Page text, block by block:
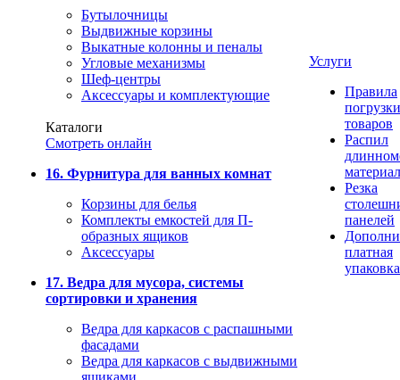
Бутылочницы
Выдвижные корзины
Выкатные колонны и пеналы
Угловые механизмы
Шеф-центры
Аксессуары и комплектующие
Каталоги
Смотреть онлайн
16. Фурнитура для ванных комнат
Корзины для белья
Комплекты емкостей для П-
образных ящиков
Аксессуары
17. Ведра для мусора, системы
сортировки и хранения
Ведра для каркасов с распашными
фасадами
Ведра для каркасов с выдвижными
ящиками
Услуги
Правила
погрузки
товаров
Распил
Резка
панелей
платная
упаковка